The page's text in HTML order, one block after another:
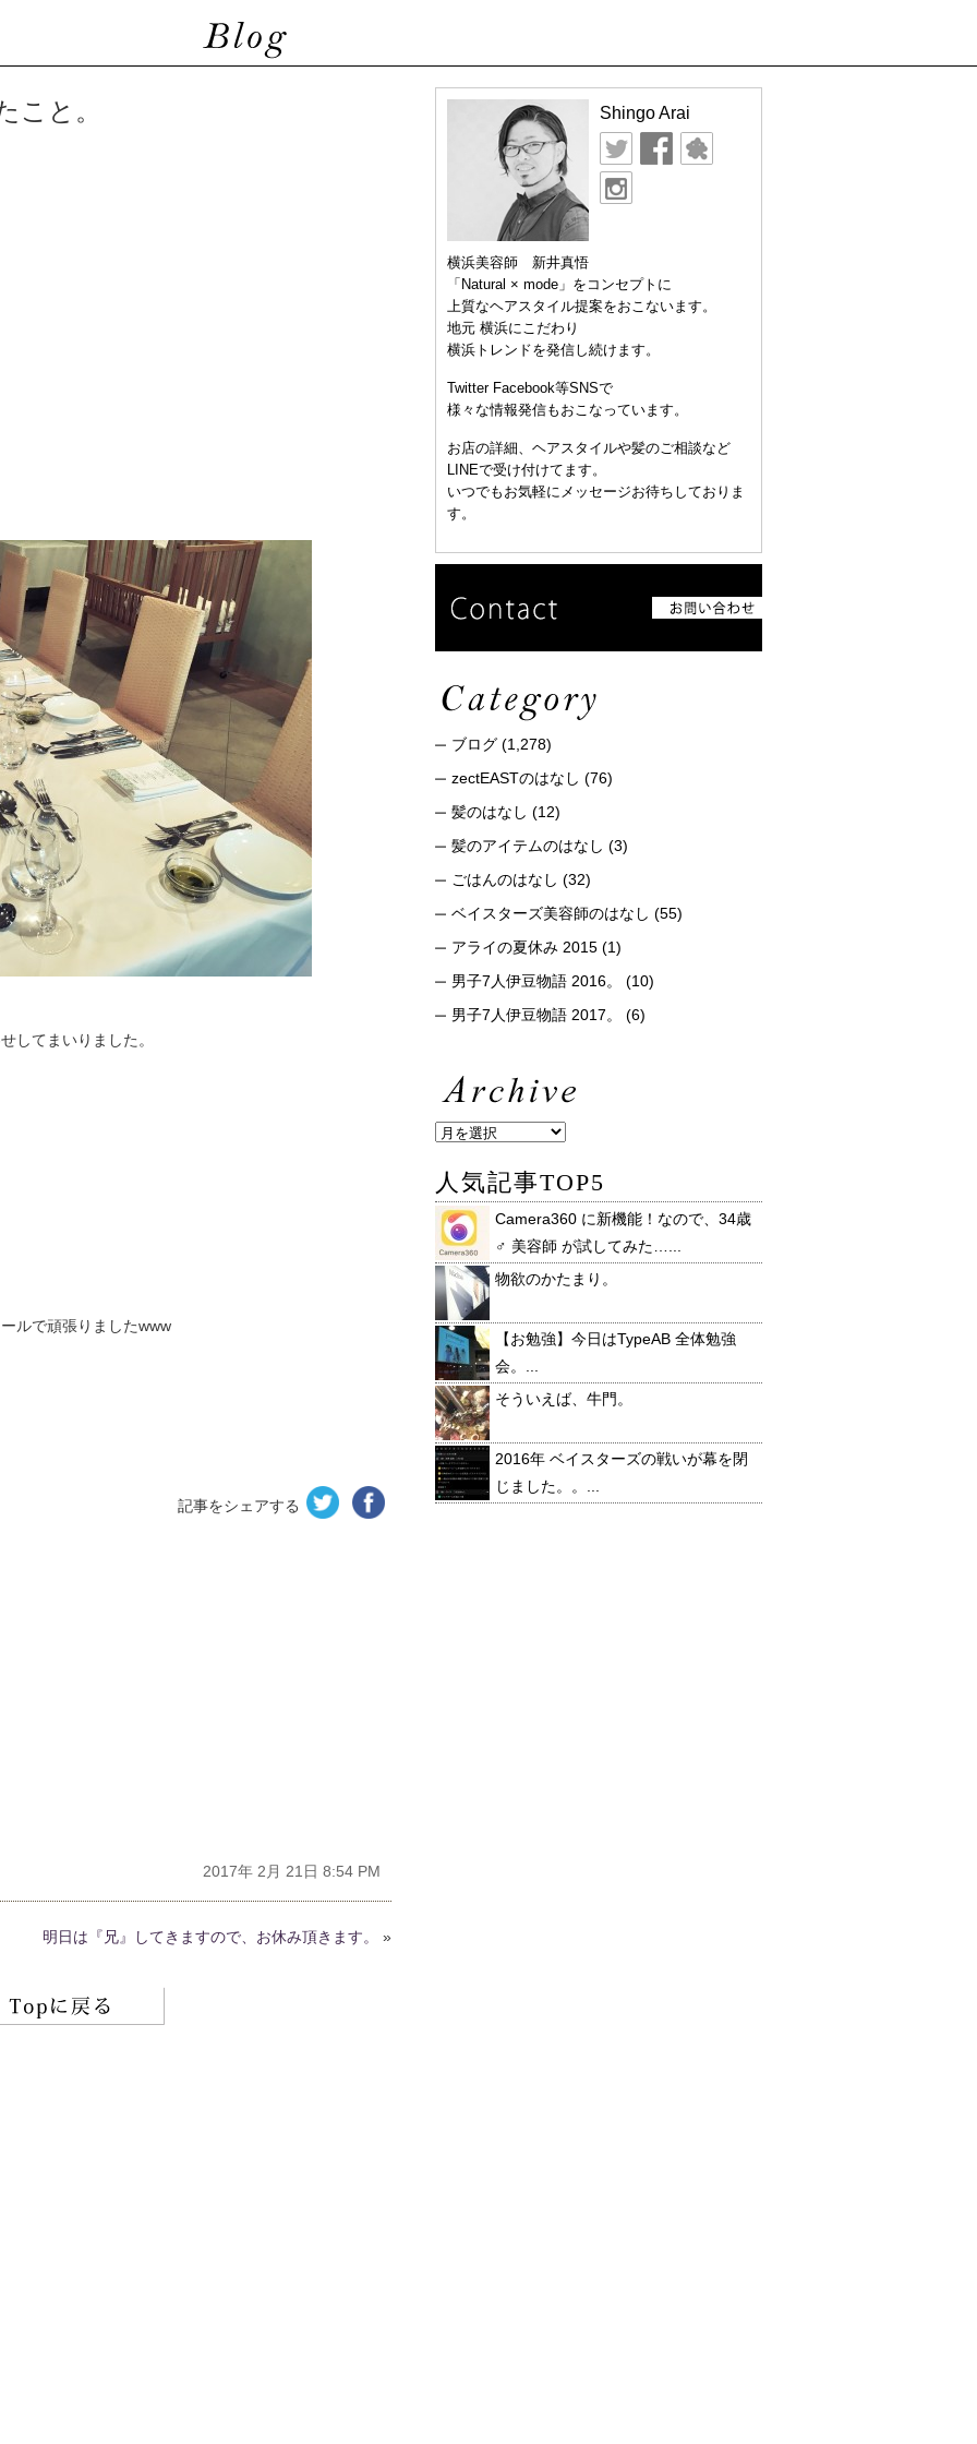
こと。
してまいりました。
ルで頑張りましたwww
記事をシェアする
2017年 2月 21日 8:54 PM
明日は『兄』してきますので、お休み頂きます。 »
Shingo Arai
横浜美容師 新井真悟
「Natural × mode」をコンセプトに
上質なヘアスタイル提案をおこないます。
地元 横浜にこだわり
横浜トレンドを発信し続けます。
Twitter Facebook等SNSで
様々な情報発信もおこなっています。
お店の詳細、ヘアスタイルや髪のご相談など
LINEで受け付けてます。
いつでもお気軽にメッセージお待ちしておりま
す。
ブログ (1,278)
zectEASTのはなし (76)
髪のはなし (12)
髪のアイテムのはなし (3)
ごはんのはなし (32)
ベイスターズ美容師のはなし (55)
アライの夏休み 2015 (1)
男子7人伊豆物語 2016。
(10)
男子7人伊豆物語 2017。
(6)
人気記事TOP5
Camera360 に新機能！なので、34歳
♂ 美容師 が試してみた…...
物欲のかたまり。
【お勉強】今日はTypeAB 全体勉強
会。...
そういえば、牛門。
2016年 ベイスターズの戦いが幕を閉
じました。。...